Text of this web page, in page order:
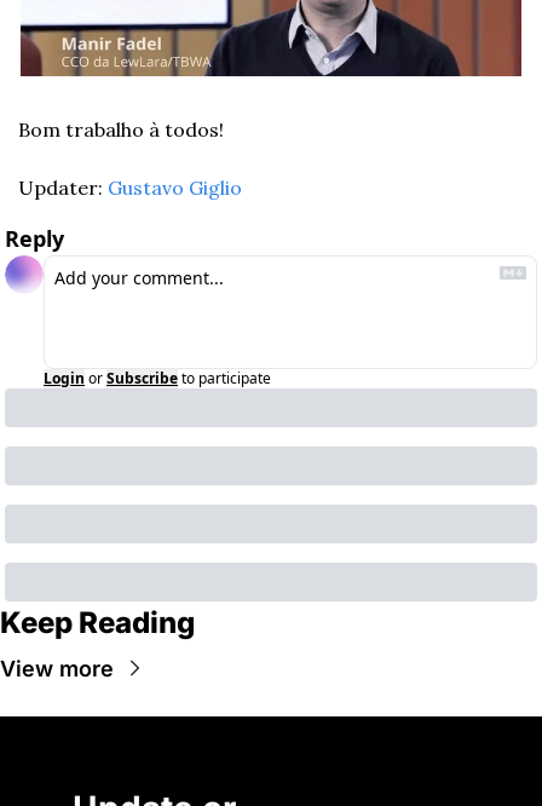
Bom trabalho à todos!
Updater: Gustavo Giglio
Reply
Login orSubscribeto participate
Keep Reading
View more